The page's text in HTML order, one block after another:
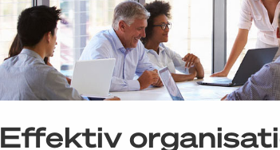
Effektiv